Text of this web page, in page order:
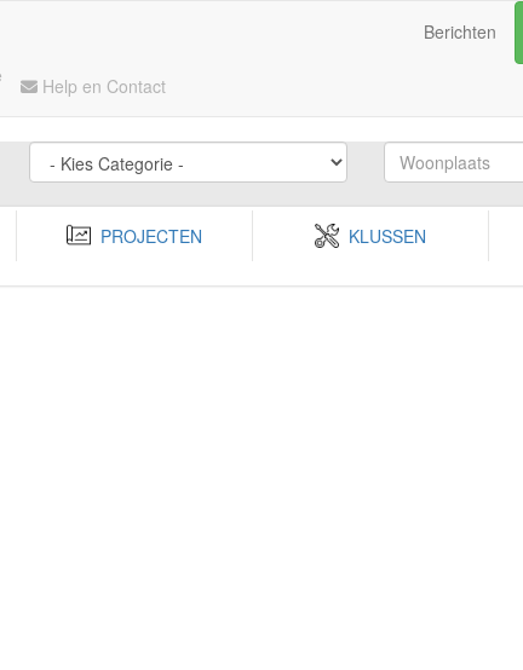
Help en Contact
Berichten
PROJECTEN KLUSSEN